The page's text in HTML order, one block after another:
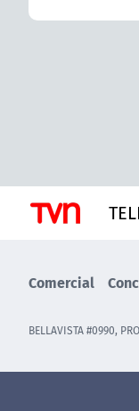
Comercial
BELLAVISTA #0990,